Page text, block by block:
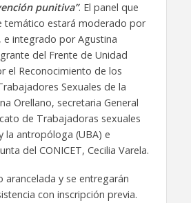
punitiva”. El panel que
temático estará moderado por
e integrado por Agustina
del Frente de Unidad
el Reconocimiento de los
Sexuales de la
Orellano, secretaria General
de Trabajadoras sexuales
la antropóloga (UBA) e
del CONICET, Cecilia Varela.
arancelada y se entregarán
con inscripción previa.